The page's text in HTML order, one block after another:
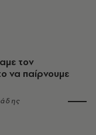
τον
να παίρνουμε